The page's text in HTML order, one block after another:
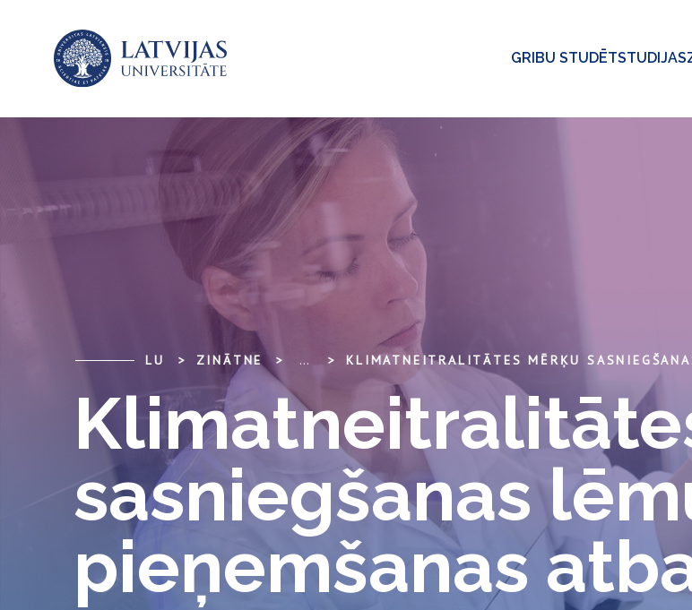
GRIBU STUDĒTSTUDIJAS
LU ZINĀTNE ...
sasniegšanas
pieņemšanas